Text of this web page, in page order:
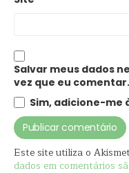
Salvar meus dados
vez que eu comentar.
Sim, adicione-me
Este site utiliza o
dados em comentários